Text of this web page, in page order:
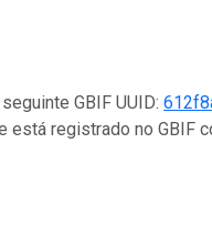
GBIF UUID:
está registrado no GBIF